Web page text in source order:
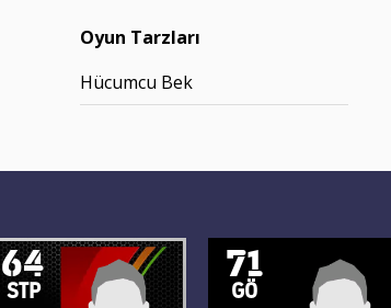
Oyun Tarzları
Hücumcu Bek
64
STP
71
GÖ